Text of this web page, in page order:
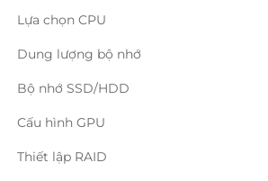
Lựa chọn CPU
Dung lượng bộ nhớ
Bộ nhớ SSD/HDD
Cấu hình GPU
Thiết lập RAID